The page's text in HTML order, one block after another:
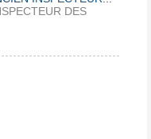
DES